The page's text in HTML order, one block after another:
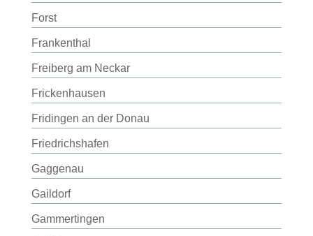
Forst
Frankenthal
Freiberg am Neckar
Frickenhausen
Fridingen an der Donau
Friedrichshafen
Gaggenau
Gaildorf
Gammertingen